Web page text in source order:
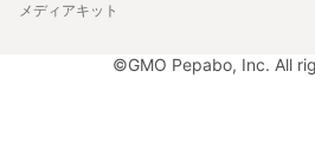
メディアキット
©GMO Pepabo, Inc. All